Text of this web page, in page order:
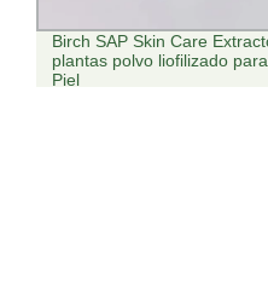
Ojo Cuidado de la piel suero
Tratamiento anti
Wrinkle colágeno crema de